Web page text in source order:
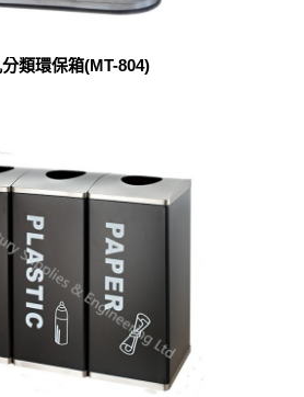
類環保箱(MT-804)